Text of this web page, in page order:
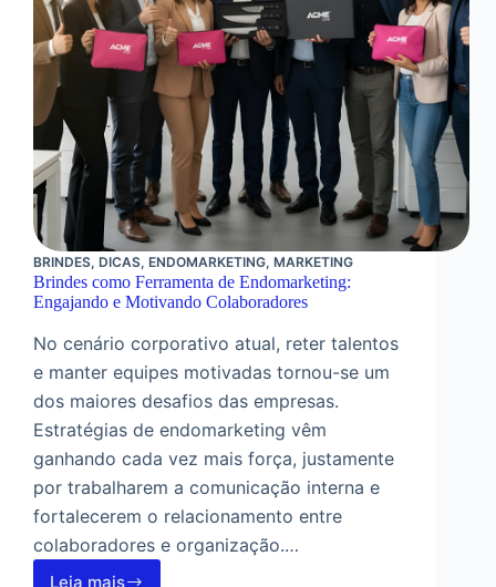
BRINDES, DICAS, ENDOMARKETING, MARKETING
Brindes como Ferramenta de Endomarketing:
Engajando e Motivando Colaboradores
No cenário corporativo atual, reter talentos
e manter equipes motivadas tornou-se um
dos maiores desafios das empresas.
Estratégias de endomarketing vêm
ganhando cada vez mais força, justamente
por trabalharem a comunicação interna e
fortalecerem o relacionamento entre
colaboradores e organização.…
Leia mais